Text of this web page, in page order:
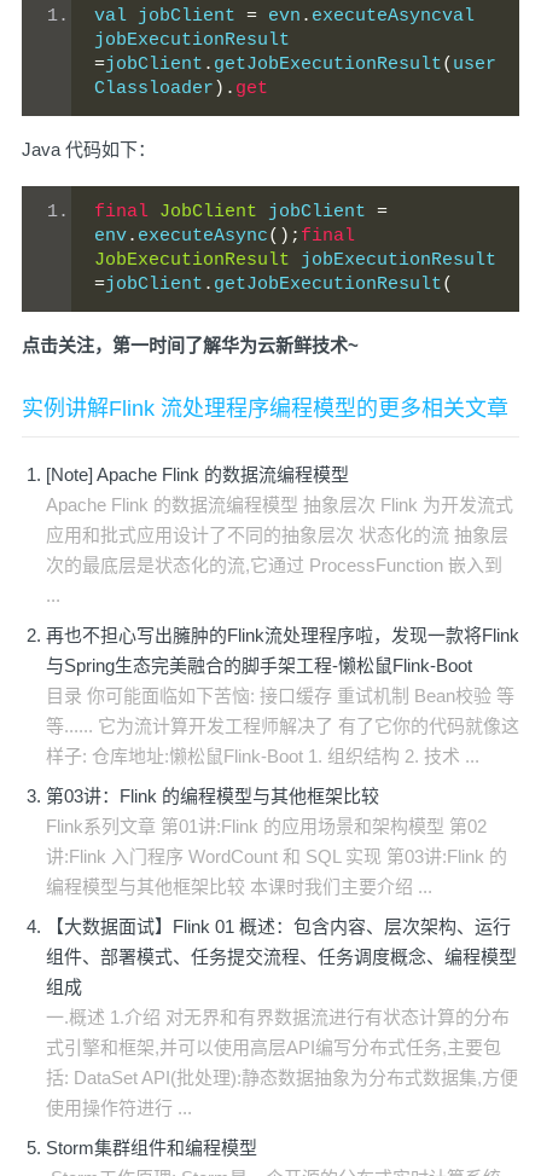
val jobClient = evn . executeAsyncval
=jobClient . getJobExecutionResult( user
Classloader ). get
Java 代码如下：
final JobClient jobClient =
env. executeAsync(); final
JobExecutionResult
=jobClient . getJobExecutionResult(
点击关注，第一时间了解华为云新鲜技术~
实例讲解Flink 流处理程序编程模型的更多相关文章
[Note] Apache Flink 的数据流编程模型
Apache Flink 的数据流编程模型 抽象层次 Flink 为开发流式
应用和批式应用设计了不同的抽象层次 状态化的流 抽象层
次的最底层是状态化的流,它通过 ProcessFunction 嵌入到
...
再也不担心写出臃肿的Flink流处理程序啦，发现一款将Flink
与Spring生态完美融合的脚手架工程-懒松鼠Flink-Boot
目录 你可能面临如下苦恼: 接口缓存 重试机制 Bean校验 等
等...... 它为流计算开发工程师解决了 有了它你的代码就像这
样子: 仓库地址:懒松鼠Flink-Boot 1. 组织结构 2. 技术 ...
第03讲：Flink 的编程模型与其他框架比较
Flink系列文章 第01讲:Flink 的应用场景和架构模型 第02
讲:Flink 入门程序 WordCount 和 SQL 实现 第03讲:Flink 的
编程模型与其他框架比较 本课时我们主要介绍 ...
【大数据面试】Flink 01 概述：包含内容、层次架构、运行
组件、部署模式、任务提交流程、任务调度概念、编程模型
组成
一.概述 1.介绍 对无界和有界数据流进行有状态计算的分布
式引擎和框架,并可以使用高层API编写分布式任务,主要包
括: DataSet API(批处理):静态数据抽象为分布式数据集,方便
使用操作符进行 ...
Storm集群组件和编程模型